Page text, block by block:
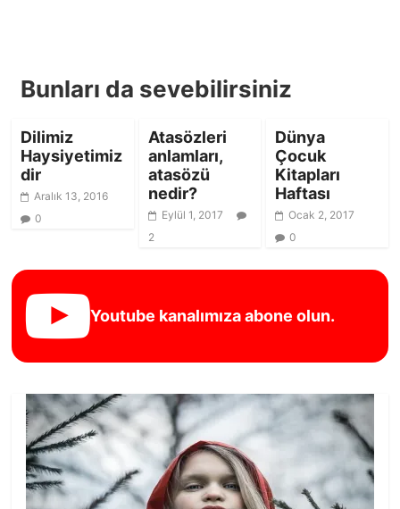
Bunları da sevebilirsiniz
Dilimiz
Haysiyetimiz
dir
Aralık 13, 2016
0
Atasözleri
anlamları,
atasözü
nedir?
Eylül 1, 2017
2
Dünya
Çocuk
Kitapları
Haftası
Ocak 2, 2017
0
Youtube kanalımıza abone olun.